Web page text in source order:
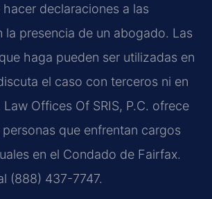
declaraciones a las
la presencia de un abogado. Las
haga pueden ser utilizadas en
el caso con terceros ni en
Offices Of SRIS, P.C. ofrece
que enfrentan cargos
en el Condado de Fairfax.
(888) 437-7747.